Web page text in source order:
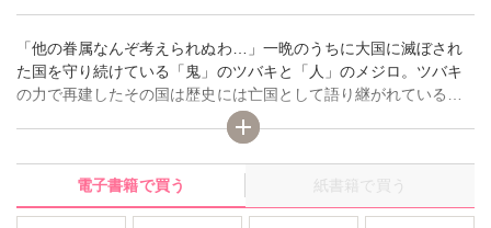
「他の眷属なんぞ考えられぬわ…」一晩のうちに大国に滅ぼされ
た国を守り続けている「鬼」のツバキと「人」のメジロ。ツバキ
の力で再建したその国は歴史には亡国として語り継がれている。
そんな国を2人で守り続けているのにはある理由が…美しい鬼×そ
の鬼の力を手に入れた青年の異種恋物語
電子書籍で買う 紙書籍で買う